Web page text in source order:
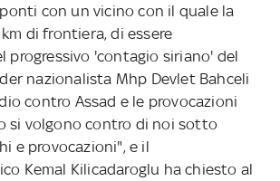
con un vicino con il quale la
di frontiera, di essere
progressivo 'contagio siriano' del
nazionalista Mhp Devlet Bahceli
contro Assad e le provocazioni
si volgono contro di noi sotto
e provocazioni", e il
Kemal Kilicadaroglu ha chiesto al